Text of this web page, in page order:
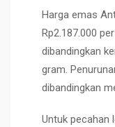
Harga emas
Rp2.187.000
dibandingkan
gram.
dibandingkan
Untuk pecahan